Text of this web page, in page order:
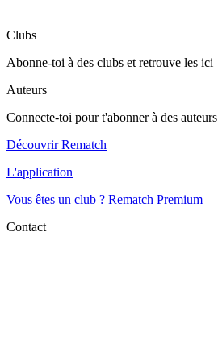
Clubs
Abonne-toi à des clubs et retrouve les ici
Auteurs
Connecte-toi pour t'abonner à des auteurs
Découvrir Rematch
L'application
Vous êtes un club ? Rematch Premium
Contact